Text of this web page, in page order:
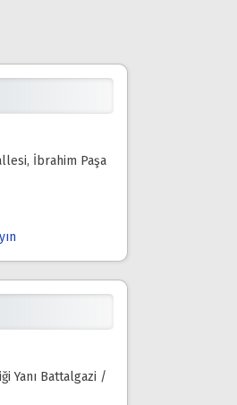
İbrahim Paşa
Yanı Battalgazi /